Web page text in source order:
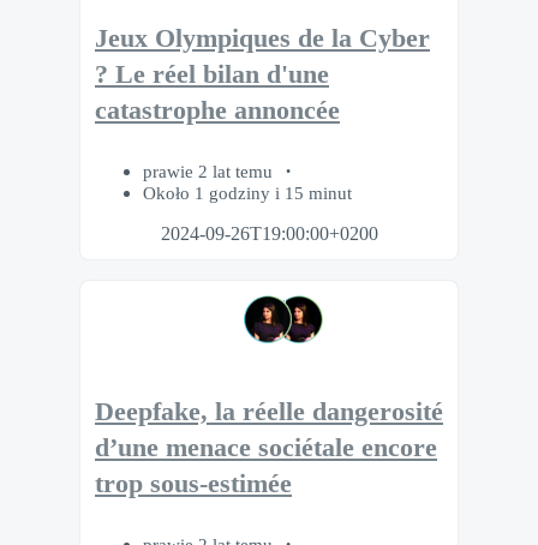
Jeux Olympiques de la Cyber
? Le réel bilan d'une
catastrophe annoncée
prawie 2 lat temu
Około 1 godziny i 15 minut
2024-09-26T19:00:00+0200
Deepfake, la réelle dangerosité
d’une menace sociétale encore
trop sous-estimée